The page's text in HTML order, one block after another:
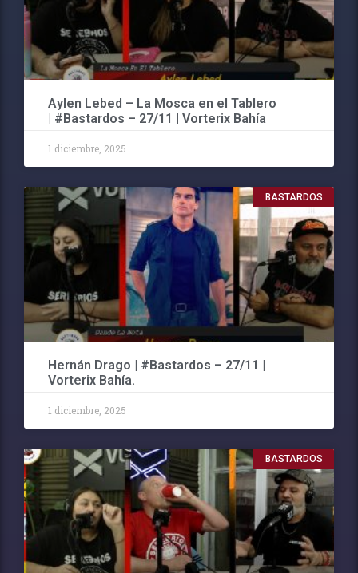
Aylen Lebed – La Mosca en el Tablero
| #Bastardos – 27/11 | Vorterix Bahía
1 diciembre, 2025
BASTARDOS
Hernán Drago | #Bastardos – 27/11 |
Vorterix Bahía.
1 diciembre, 2025
BASTARDOS